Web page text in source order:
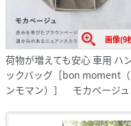
画像(9
荷物が増えても安心 車用 ハ
ックバッグ［bon moment
ンモマン）］ モカベージュ